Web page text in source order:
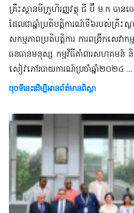
គ្រឹះស្ថានមីក្រូហិរញ្ញវត្ថុ ជី ប៊ី ម.ក បាន
ដែលជាឆ្នាំប្រតិបតិ្តការណ៍ទី៦របស់គ្រឹះ
សកម្មភាពប្រតិបត្តិការ ការពង្រឹកសេវា
ធនធានមនុស្ស កម្មវិធីគាំពារសហគម
សៀវភៅរបាយការណ៍ប្រចាំឆ្នាំ២០២៤ ...
ចុចទីនេះដើម្បីអានព័ត៌មានពិស្តា